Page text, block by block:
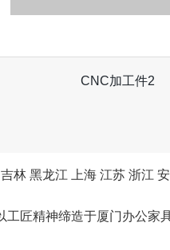
CNC加工件2
吉林 黑龙江 上海 江苏 浙江
工匠精神缔造于厦门办公